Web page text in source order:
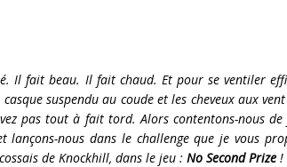
Il fait beau. Il fait chaud. Et pour se ventiler
suspendu au coude et les cheveux aux
pas tout à fait tord. Alors contentons-nous
lançons-nous dans le challenge que je vous
de Knockhill, dans le jeu : No Second Prize !